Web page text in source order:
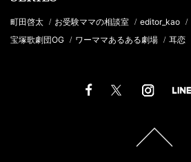
町田啓太 / お受験ママの相談室 / editor_kao /
宝塚歌劇団OG / ワーママあるある劇場 / 耳恋